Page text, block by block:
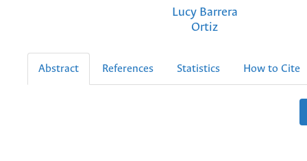
Lucy Barrera
Ortiz
Abstract References Statistics How to Cite